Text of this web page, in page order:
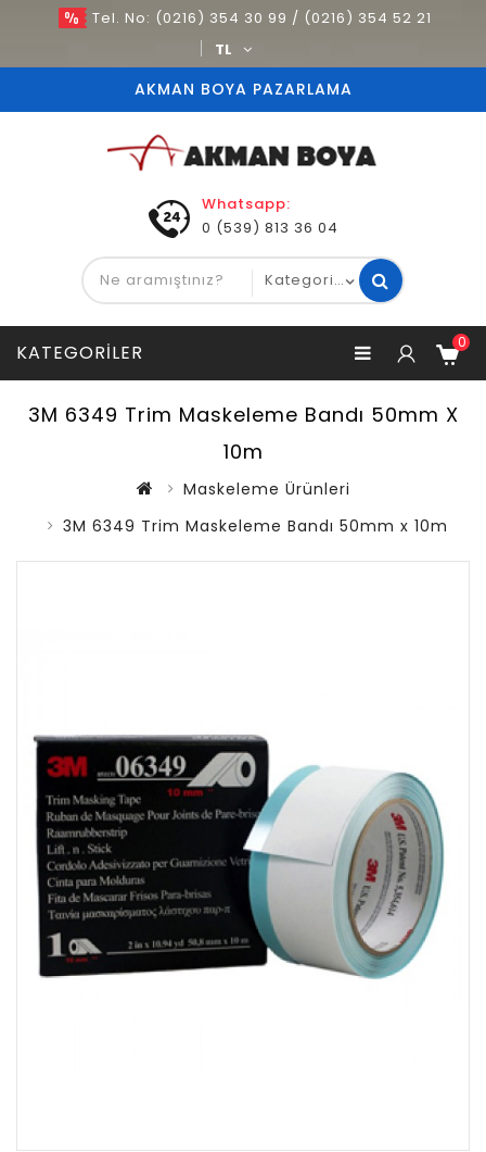
Tel. No: (0216) 354 30 99 / (0216) 354 52 21
TL
AKMAN BOYA PAZARLAMA
Whatsapp:
0 (539) 813 36 04
KATEGORILER 0
3M 6349 Trim Maskeleme Bandı 50mm X
10m
Maskeleme Ürünleri
3M 6349 Trim Maskeleme Bandı 50mm x 10m